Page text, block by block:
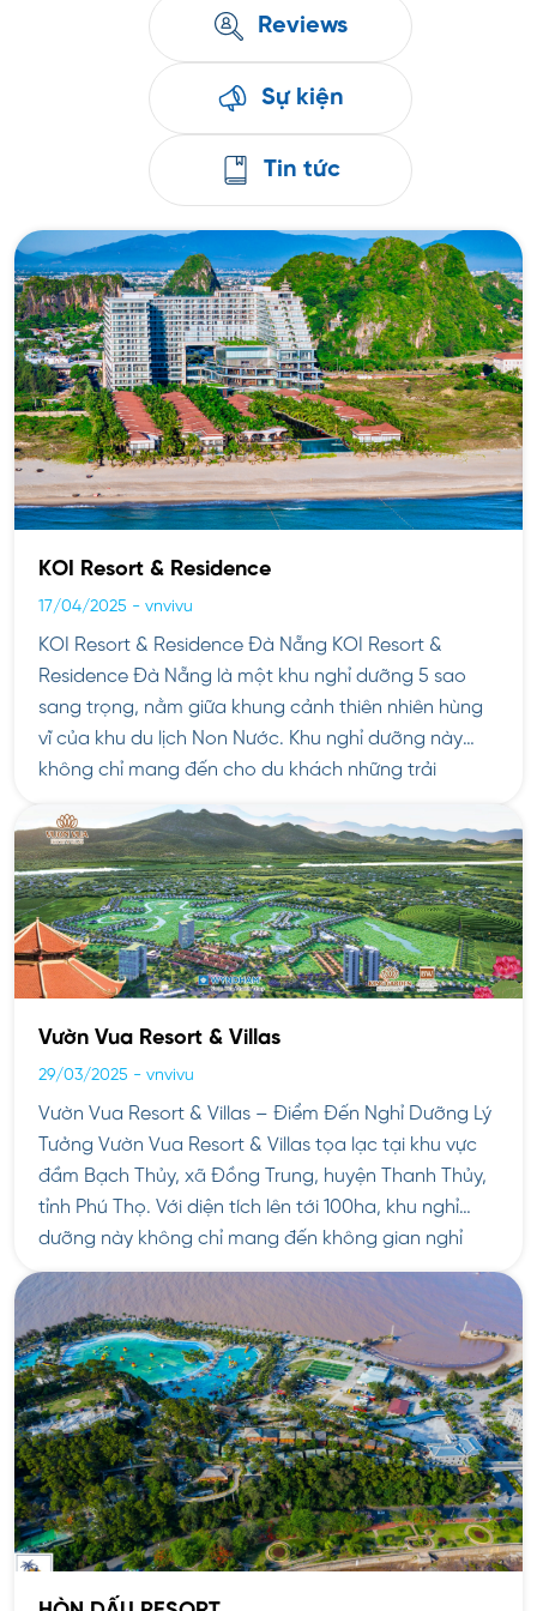
Reviews
Sự kiện
Tin tức
KOI Resort & Residence
17/04/2025 - vnvivu
KOI Resort & Residence Đà Nẵng KOI Resort &
Residence Đà Nẵng là một khu nghỉ dưỡng 5 sao
sang trọng, nằm giữa khung cảnh thiên nhiên hùng
vĩ của khu du lịch Non Nước. Khu nghỉ dưỡng này
không chỉ mang đến cho du khách những trải
nghiệm nghỉ dưỡng tuyệt vời mà còn […]
Vườn Vua Resort & Villas
29/03/2025 - vnvivu
Vườn Vua Resort & Villas – Điểm Đến Nghỉ Dưỡng Lý
Tưởng Vườn Vua Resort & Villas tọa lạc tại khu vực
đầm Bạch Thủy, xã Đồng Trung, huyện Thanh Thủy,
tỉnh Phú Thọ. Với diện tích lên tới 100ha, khu nghỉ
dưỡng này không chỉ mang đến không gian nghỉ
ngơi thư giãn mà […]